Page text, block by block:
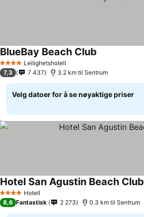
4 StjernerLeilighetshotell
BlueBay Beach Club
7,3 7 437 3.2 km til Sentrum
Velg datoer for å se nøyaktige priser
4 StjernerHotell
Hotel San Agustin Beach Club
8,6 Fantastisk 2 273 0.3 km til Sentrum